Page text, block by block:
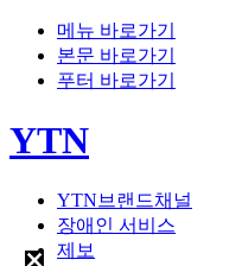
메뉴 바로가기
본문 바로가기
푸터 바로가기
YTN
YTN브랜드채널
장애인 서비스
제보